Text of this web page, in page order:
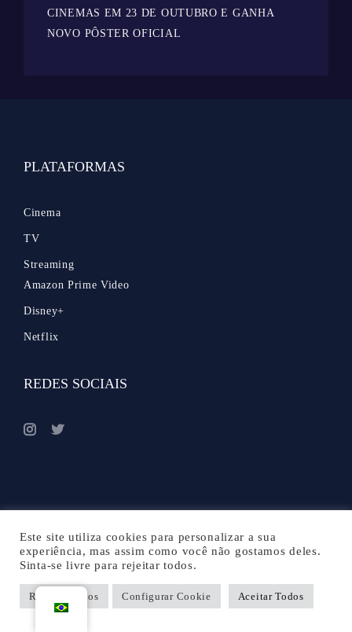
CINEMAS EM 23 DE OUTUBRO E GANHA
NOVO PÔSTER OFICIAL
PLATAFORMAS
Cinema
TV
Streaming
Amazon Prime Video
Disney+
Netflix
REDES SOCIAIS
Este site utiliza cookies para personalizar a sua
experiência, mas assim como você não gostamos deles.
Sinta-se livre para rejeitar todos.
Rejeitar Todos Configurar Cookie Aceitar Todos